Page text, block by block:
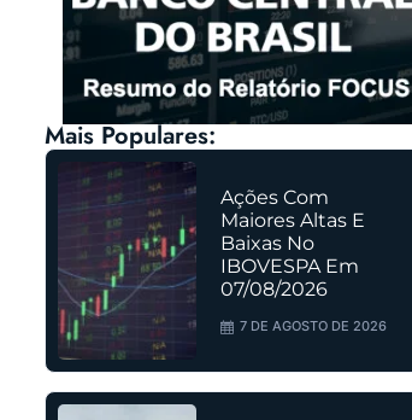
Mais Populares:
Ações Com
Maiores Altas E
Baixas No
IBOVESPA Em
07/08/2026
7 DE AGOSTO DE 2026